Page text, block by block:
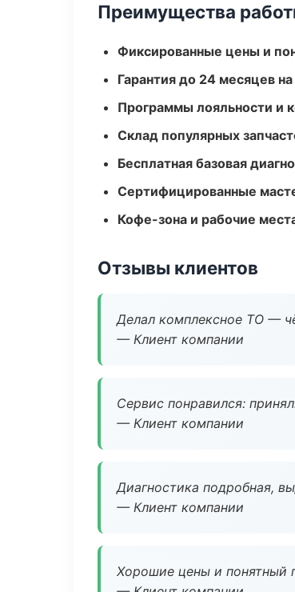
Преимущества
Фиксированные цены и
Гарантия до 24 месяцев
Программы лояльности и
Склад популярных
Бесплатная базовая
Сертифицированные
Кофе-зона и рабочие
Отзывы клиентов
Делал комплексное ТО —
— Клиент компании
Сервис понравился:
— Клиент компании
Диагностика подробная,
— Клиент компании
Хорошие цены и понятный